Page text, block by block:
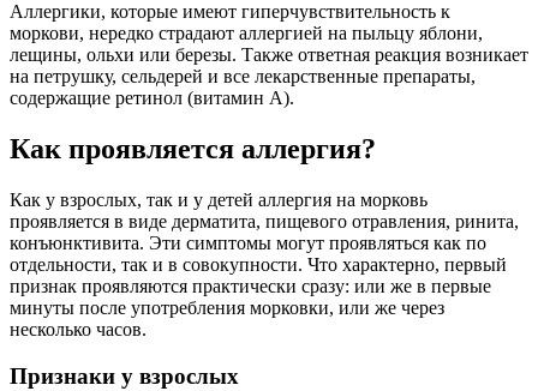
Аллергики, которые имеют гиперчувствительность к
моркови, нередко страдают аллергией на пыльцу яблони,
лещины, ольхи или березы. Также ответная реакция возникает
на петрушку, сельдерей и все лекарственные препараты,
содержащие ретинол (витамин А).
Как проявляется аллергия?
Как у взрослых, так и у детей аллергия на морковь
проявляется в виде дерматита, пищевого отравления, ринита,
конъюнктивита. Эти симптомы могут проявляться как по
отдельности, так и в совокупности. Что характерно, первый
признак проявляются практически сразу: или же в первые
минуты после употребления морковки, или же через
несколько часов.
Признаки у взрослых